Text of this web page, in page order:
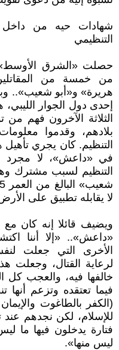
شهادات حيه من داخل
التنظيمي
حصلت «الشرق
من خمسة من
هريرة» و«أبو شعيب»..
إحدى دول الجوار الليبي،
الثلاثة الآخرون فهم
بلادهم، وقدموا
التنظيم. كان يجري تأهيل
في «داعش»، لا مجرد
التنظيم لسبب مشترك
لا يقابله تطبيق على
ويضيف قائلا إنه كان
«داعش».. «إلا أننا
الأخرى التي جعلت
لرعاية القتال، وجعلت
خالفها فيه، والعجب كل
فيما تعتقده وتزعم أنها
(الكفر بالطاغوت
للإسلام، لكن نجدهم
فتارة يدخلون فيها ما
ليس منها».